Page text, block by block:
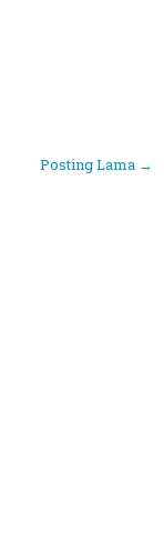
Posting Lama →